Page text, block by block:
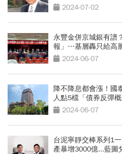
2024-07-02
永豐金併京城銀有譜
報」…基層轟只給高
2024-06-07
降不降息都會漲！國
人點5檔「債券反彈
2024-06-07
台泥寧靜交棒系列1
產暴增3000億...藍圖